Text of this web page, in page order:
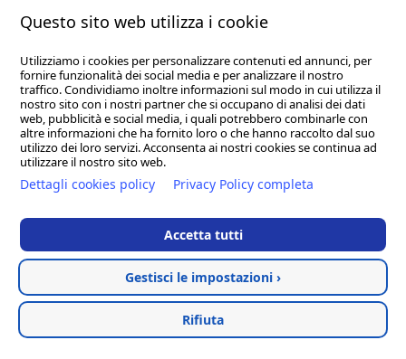
Hosted & created by Clion
Questo sito web utilizza i cookie
Utilizziamo i cookies per personalizzare contenuti ed annunci, per
fornire funzionalità dei social media e per analizzare il nostro
traffico. Condividiamo inoltre informazioni sul modo in cui utilizza il
nostro sito con i nostri partner che si occupano di analisi dei dati
web, pubblicità e social media, i quali potrebbero combinarle con
altre informazioni che ha fornito loro o che hanno raccolto dal suo
utilizzo dei loro servizi. Acconsenta ai nostri cookies se continua ad
utilizzare il nostro sito web.
Dettagli cookies policy Privacy Policy completa
Accetta tutti
Gestisci le impostazioni ›
Rifiuta